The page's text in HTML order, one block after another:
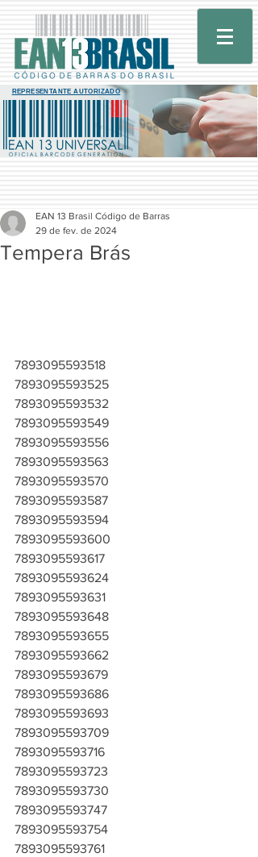
REPRESENTANTE AUTORIZADO
Tempera Brás
EAN 13 Brasil Código de Barras
29 de fev. de 2024
7893095593518
7893095593525
7893095593532
7893095593549
7893095593556
7893095593563
7893095593570
7893095593587
7893095593594
7893095593600
7893095593617
7893095593624
7893095593631
7893095593648
7893095593655
7893095593662
7893095593679
7893095593686
7893095593693
7893095593709
7893095593716
7893095593723
7893095593730
7893095593747
7893095593754
7893095593761